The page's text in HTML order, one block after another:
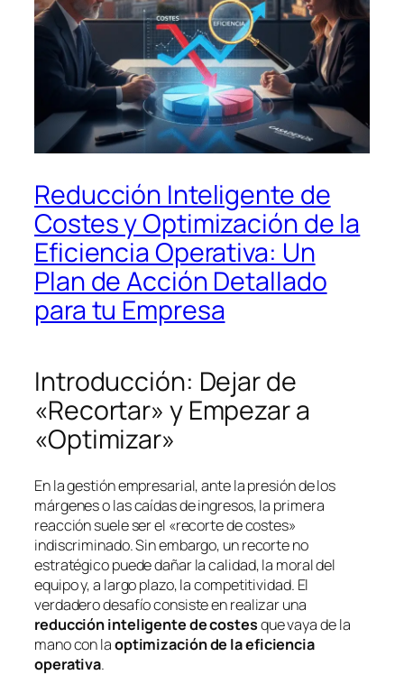
Reducción Inteligente de
Costes y Optimización de la
Eficiencia Operativa: Un
Plan de Acción Detallado
para tu Empresa
Introducción: Dejar de
«Recortar» y Empezar a
«Optimizar»
En la gestión empresarial, ante la presión de los
márgenes o las caídas de ingresos, la primera
reacción suele ser el «recorte de costes»
indiscriminado. Sin embargo, un recorte no
estratégico puede dañar la calidad, la moral del
equipo y, a largo plazo, la competitividad. El
verdadero desafío consiste en realizar una
reducción inteligente de costesque vaya de la
mano con laoptimización de la eficiencia
operativa.